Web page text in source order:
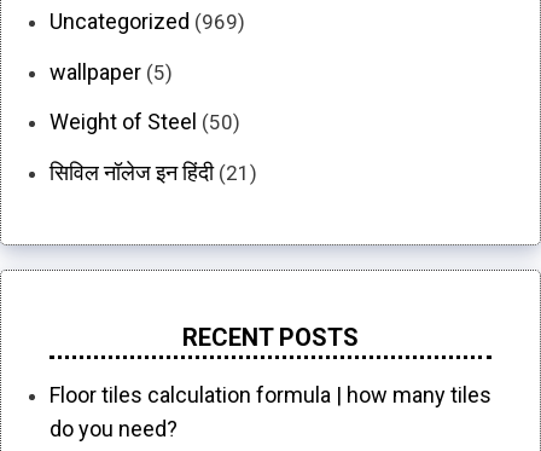
Uncategorized (969)
wallpaper (5)
Weight of Steel (50)
सिविल नॉलेज इन हिंदी(21)
RECENT POSTS
Floor tiles calculation formula | how many tiles
do you need?